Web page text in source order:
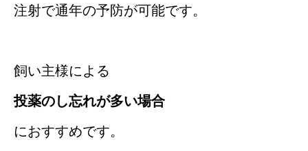
注射で通年の予防が可能です。
飼い主様による
投薬のし忘れが多い場合
におすすめです。